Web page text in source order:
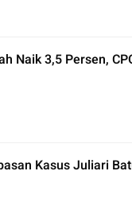
Naik 3,5 Persen,
Kasus Juliari